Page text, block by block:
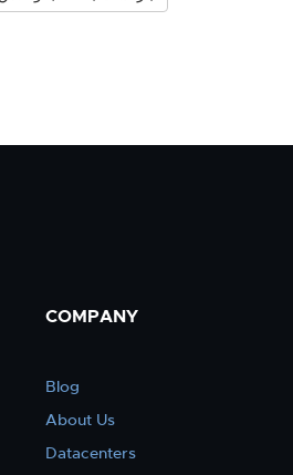
COMPANY
Blog
About Us
Datacenters